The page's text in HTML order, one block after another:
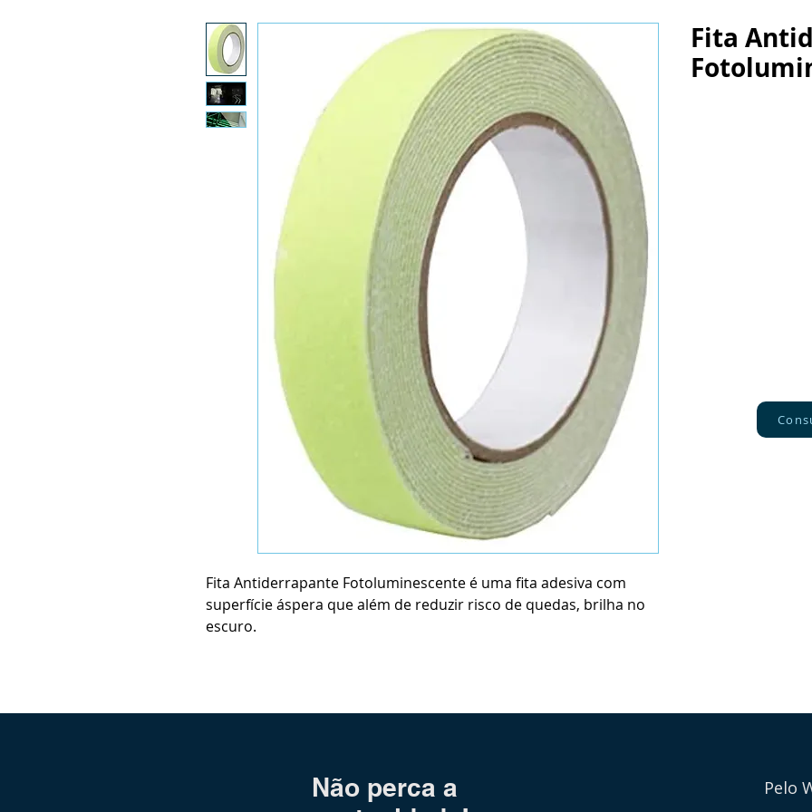
Fita Antiderrapante Fotoluminescente é uma fita adesiva com
superfície áspera que além de reduzir risco de quedas, brilha no
escuro.
Fita
Não perca a
Pelo